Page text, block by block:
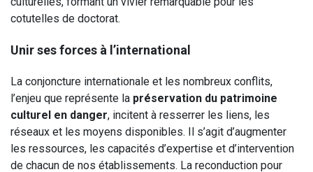
cotutelles de doctorat.
Unir ses forces à l’international
La conjoncture internationale et les nombreux conflits,
l’enjeu que représente la préservation du patrimoine
culturel en danger, incitent à resserrer les liens, les
réseaux et les moyens disponibles. Il s’agit d’augmenter
les ressources, les capacités d’expertise et d’intervention
de chacun de nos établissements. La reconduction pour